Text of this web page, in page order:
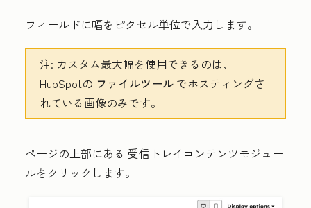
フィールドに幅をピクセル単位で入力します。
注: カスタム最大幅を使用できるのは、
HubSpotの ファイルツール でホスティングさ
れている画像のみです。
ページの上部にある 受信トレイコンテンツモジュー
ルをクリックします。